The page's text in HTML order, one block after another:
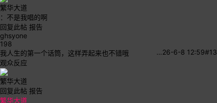
繁华大道
：不是我唱的啊
回复此帖 报告
ghsyone
198
#13
26-6-8 12:59
…
我人生的第一个话筒，这样弄起来也不错哦
观众反应
繁华大道
回复此帖 报告
繁华大道